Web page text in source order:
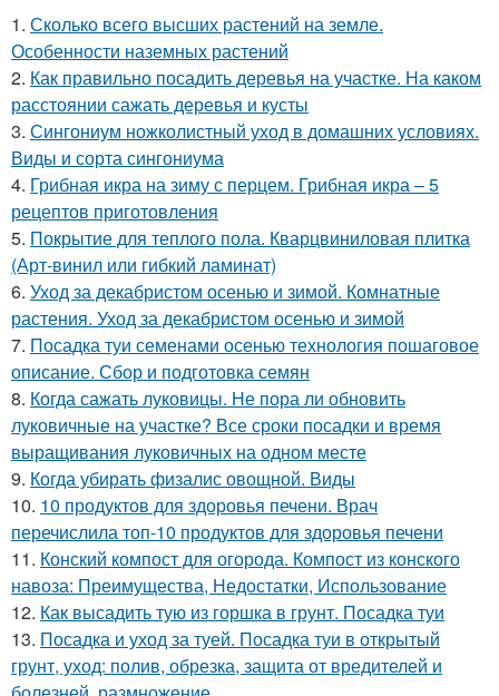
1. Сколько всего высших растений на земле.
Особенности наземных растений
2. Как правильно посадить деревья на участке. На каком
расстоянии сажать деревья и кусты
3. Сингониум ножколистный уход в домашних условиях.
Виды и сорта сингониума
4. Грибная икра на зиму с перцем. Грибная икра – 5
рецептов приготовления
5. Покрытие для теплого пола. Кварцвиниловая плитка
(Арт-винил или гибкий ламинат)
6. Уход за декабристом осенью и зимой. Комнатные
растения. Уход за декабристом осенью и зимой
7. Посадка туи семенами осенью технология пошаговое
описание. Сбор и подготовка семян
8. Когда сажать луковицы. Не пора ли обновить
луковичные на участке? Все сроки посадки и время
выращивания луковичных на одном месте
9. Когда убирать физалис овощной. Виды
10. 10 продуктов для здоровья печени. Врач
перечислила топ-10 продуктов для здоровья печени
11. Конский компост для огорода. Компост из конского
навоза: Преимущества, Недостатки, Использование
12. Как высадить тую из горшка в грунт. Посадка туи
13. Посадка и уход за туей. Посадка туи в открытый
грунт, уход: полив, обрезка, защита от вредителей и